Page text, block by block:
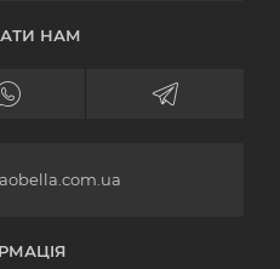
НАМ